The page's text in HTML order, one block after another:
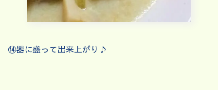
⑭器に盛って出来上がり♪